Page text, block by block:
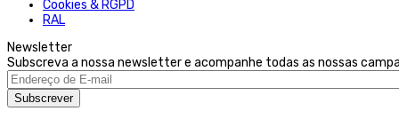
Cookies & RGPD
RAL
Newsletter
Subscreva a nossa newsletter e acompanhe todas as nossas
Subscrever